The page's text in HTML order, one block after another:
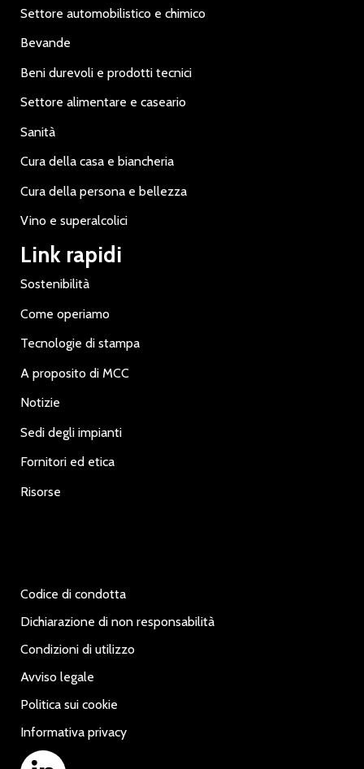
Settore automobilistico e chimico
Bevande
Beni durevoli e prodotti tecnici
Settore alimentare e caseario
Sanità
Cura della casa e biancheria
Cura della persona e bellezza
Vino e superalcolici
Link rapidi
Sostenibilità
Come operiamo
Tecnologie di stampa
A proposito di MCC
Notizie
Sedi degli impianti
Fornitori ed etica
Risorse
Codice di condotta
Dichiarazione di non responsabilità
Condizioni di utilizzo
Avviso legale
Politica sui cookie
Informativa privacy